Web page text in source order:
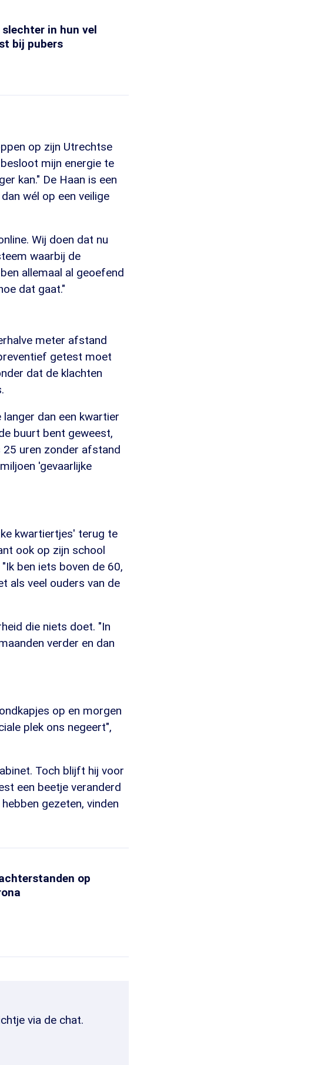
in hun vel
bij pubers
op zijn Utrechtse
mijn energie te
kan." De Haan is een
wél op een veilige
Wij doen dat nu
waarbij de
allemaal al geoefend
dat gaat."
meter afstand
getest moet
dat de klachten
dan een kwartier
buurt bent geweest,
25 uren zonder afstand
'gevaarlijke
kwartiertjes' terug te
ook op zijn school
ben iets boven de 60,
als veel ouders van de
die niets doet. "In
verder en dan
op en morgen
plek ons negeert",
Toch blijft hij voor
een beetje veranderd
gezeten, vinden
op
via de chat.